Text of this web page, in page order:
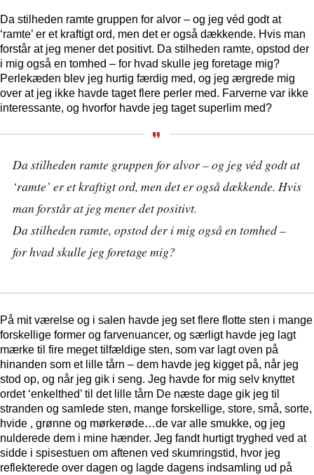
Da stilheden ramte gruppen for alvor – og jeg véd godt at
‘ramte’ er et kraftigt ord, men det er også dækkende. Hvis man
forstår at jeg mener det positivt. Da stilheden ramte, opstod der
i mig også en tomhed – for hvad skulle jeg foretage mig?
Perlekæden blev jeg hurtig færdig med, og jeg ærgrede mig
over at jeg ikke havde taget flere perler med. Farverne var ikke
interessante, og hvorfor havde jeg taget superlim med?
Da stilheden ramte gruppen for alvor – og jeg véd godt at
‘ramte’ er et kraftigt ord, men det er også dækkende. Hvis
man forstår at jeg mener det positivt.
Da stilheden ramte, opstod der i mig også en tomhed –
for hvad skulle jeg foretage mig?
På mit værelse og i salen havde jeg set flere flotte sten i mange
forskellige former og farvenuancer, og særligt havde jeg lagt
mærke til fire meget tilfældige sten, som var lagt oven på
hinanden som et lille tårn – dem havde jeg kigget på, når jeg
stod op, og når jeg gik i seng. Jeg havde for mig selv knyttet
ordet ‘enkelthed’ til det lille tårn De næste dage gik jeg til
stranden og samlede sten, mange forskellige, store, små, sorte,
hvide , grønne og mørkerøde…de var alle smukke, og jeg
nulderede dem i mine hænder. Jeg fandt hurtigt tryghed ved at
sidde i spisestuen om aftenen ved skumringstid, hvor jeg
reflekterede over dagen og lagde dagens indsamling ud på